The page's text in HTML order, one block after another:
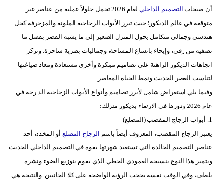
مدوَّنات
أن صيحات التصميم الداخلي
لعام 2026 تحمل حلولاً عملية من عناصر غير
متوقعة في عالم الديكور؛ حيث تبرز الأبواب الزجاجية الملونة والمزخرفة كحل
هندسي وجمالي متكامل يحول المنزل الصغير إلى ما يشبه القصر بفضل ما
تضفيه من رقي، وإيحاء باتساع المساحة، وجماليات بصرية ساحرة. وتركز
اتجاهات الديكور الراهنة على تصاميم مبتكرة وأخرى مستعادة ومعاد صياغتها
لتناسب العصر الحديث ونمط الحياة المعاصر.
وفيما يلي استعراض شامل لأبرز تصاميم وأنواع الأبواب الزجاجية الدارجة في
عام 2026 ودورها في الارتقاء بديكور منزلك:
1. أبواب الزجاج المقصب (المضلع)
يعتبر الزجاج المقصب، المعروف أيضاً باسم الزجاج المضلع أو المخدد، أحد
عناصر التصميم الخالدة التي تستعيد شهرتها بقوة في التصميم الداخلي الحديث.
ويتميز هذا النوع بنسيجه العمودي الخطي الذي يقوم بتوزيع الضوء ونشره
بلطف، وفي الوقت نفسه يحجب الرؤية الواضحة على كلا الجانبين. والنتيجة هي